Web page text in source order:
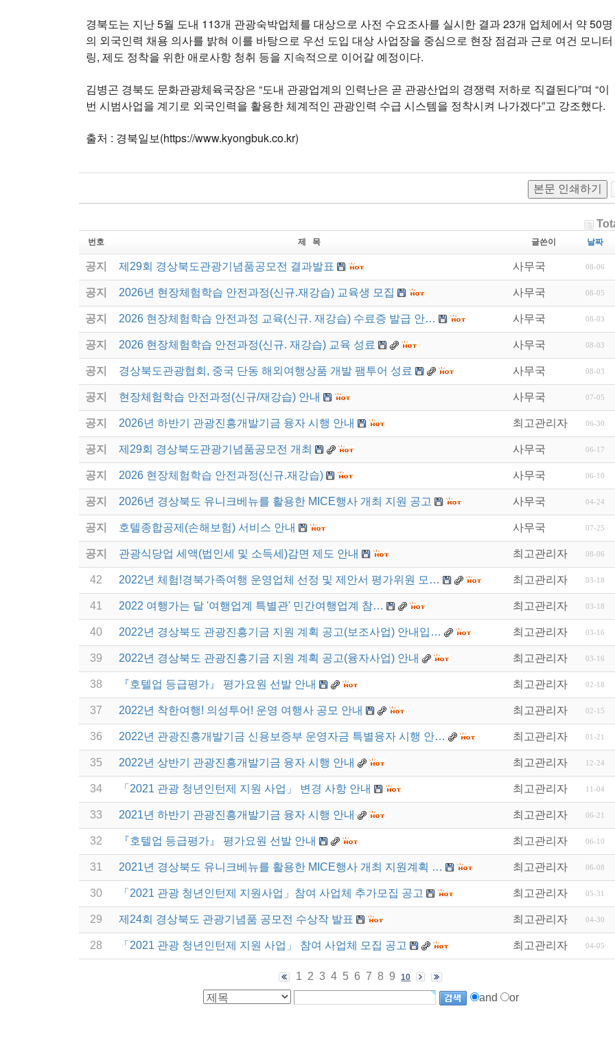
경북도는 지난 5월 도내 113개 관광숙박업체를 대상으로 사전 수요조사를 실시한 결과 23개 업체에서 약 50명
의 외국인력 채용 의사를 밝혀 이를 바탕으로 우선 도입 대상 사업장을 중심으로 현장 점검과 근로 여건 모니터
링, 제도 정착을 위한 애로사항 청취 등을 지속적으로 이어갈 예정이다.
김병곤 경북도 문화관광체육국장은 “도내 관광업계의 인력난은 곧 관광산업의 경쟁력 저하로 직결된다”며 “이
번 시범사업을 계기로 외국인력을 활용한 체계적인 관광인력 수급 시스템을 정착시켜 나가겠다”고 강조했다.
출처 : 경북일보(https://www.kyongbuk.co.kr)
본문 인쇄하기
번호 제 목 글쓴이 날짜
공지 제29회 경상북도관광기념품공모전 결과발표 사무국 08-06
공지 2026년 현장체험학습 안전과정(신규.재강습) 교육생 모집 사무국 08-05
공지 2026 현장체험학습 안전과정 교육(신규. 재강습) 수료증 발급 안… 사무국 08-03
공지 2026 현장체험학습 안전과정(신규. 재강습) 교육 성료 사무국 08-03
공지 경상북도관광협회, 중국 단동 해외여행상품 개발 팸투어 성료 사무국 08-03
공지 현장체험학습 안전과정(신규/재강습) 안내 사무국 07-05
공지 2026년 하반기 관광진흥개발기금 융자 시행 안내 최고관리자 06-30
공지 제29회 경상북도관광기념품공모전 개최 사무국 06-17
공지 2026 현장체험학습 안전과정(신규.재강습) 사무국 06-10
공지 2026년 경상북도 유니크베뉴를 활용한 MICE행사 개최 지원 공고 사무국 04-24
공지 호텔종합공제(손해보험) 서비스 안내 사무국 07-25
공지 관광식당업 세액(법인세 및 소득세)감면 제도 안내 최고관리자 08-06
42 2022년 체험!경북가족여행 운영업체 선정 및 제안서 평가위원 모… 최고관리자 03-18
41 2022 여행가는 달 '여행업계 특별관' 민간여행업계 참… 최고관리자 03-18
40 2022년 경상북도 관광진흥기금 지원 계획 공고(보조사업) 안내입… 최고관리자 03-16
39 2022년 경상북도 관광진흥기금 지원 계획 공고(융자사업) 안내 최고관리자 03-16
38 『호텔업 등급평가』 평가요원 선발 안내 최고관리자 02-18
37 2022년 착한여행! 의성투어! 운영 여행사 공모 안내 최고관리자 02-15
36 2022년 관광진흥개발기금 신용보증부 운영자금 특별융자 시행 안… 최고관리자 01-21
35 2022년 상반기 관광진흥개발기금 융자 시행 안내 최고관리자 12-24
34 「2021 관광 청년인턴제 지원 사업」 변경 사항 안내 최고관리자 11-04
33 2021년 하반기 관광진흥개발기금 융자 시행 안내 최고관리자 06-21
32 『호텔업 등급평가』 평가요원 선발 안내 최고관리자 06-10
31 2021년 경상북도 유니크베뉴를 활용한 MICE행사 개최 지원계획 … 최고관리자 06-08
30 「2021 관광 청년인턴제 지원사업」참여 사업체 추가모집 공고 최고관리자 05-31
29 제24회 경상북도 관광기념품 공모전 수상작 발표 최고관리자 04-30
28 「2021 관광 청년인턴제 지원 사업」 참여 사업체 모집 공고 최고관리자 04-05
1 2 3 4 5 6 7 8 9 10
and or